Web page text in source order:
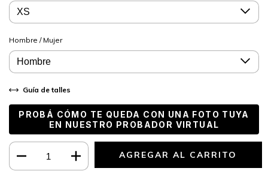
Hombre / Mujer
Guía de talles
PROBÁ CÓMO TE QUEDA CON UNA FOTO TUYA
EN NUESTRO PROBADOR VIRTUAL